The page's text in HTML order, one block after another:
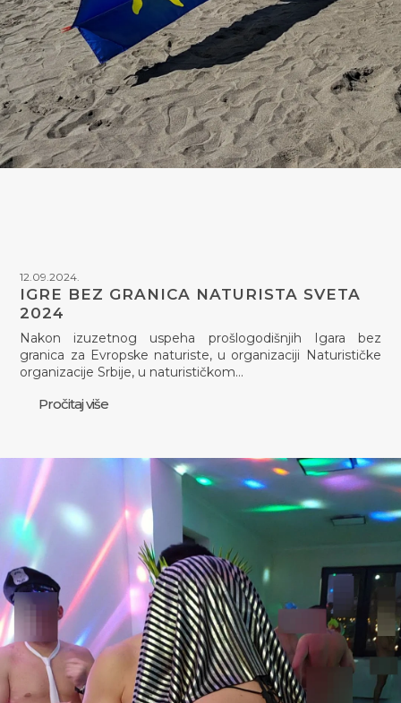
12.09.2024.
IGRE BEZ GRANICA NATURISTA SVETA
2024
Nakon izuzetnog uspeha prošlogodišnjih Igara bez
granica za Evropske naturiste, u organizaciji Naturističke
organizacije Srbije, u naturističkom…
Pročitaj više